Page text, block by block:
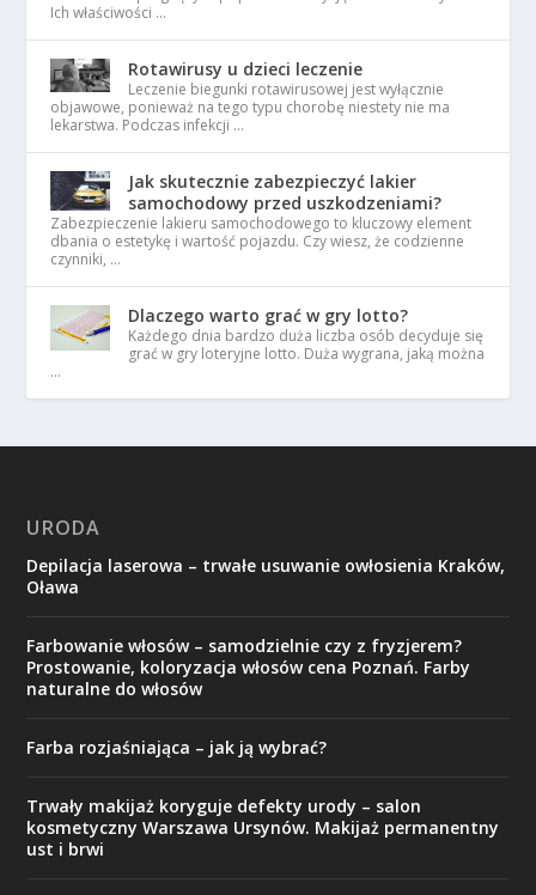
Ich właściwości …
Rotawirusy u dzieci leczenie
Leczenie biegunki rotawirusowej jest wyłącznie
objawowe, ponieważ na tego typu chorobę niestety nie ma
lekarstwa. Podczas infekcji …
Jak skutecznie zabezpieczyć lakier
samochodowy przed uszkodzeniami?
Zabezpieczenie lakieru samochodowego to kluczowy element
dbania o estetykę i wartość pojazdu. Czy wiesz, że codzienne
czynniki, …
Dlaczego warto grać w gry lotto?
Każdego dnia bardzo duża liczba osób decyduje się
grać w gry loteryjne lotto. Duża wygrana, jaką można
…
URODA
Depilacja laserowa – trwałe usuwanie owłosienia Kraków,
Oława
Farbowanie włosów – samodzielnie czy z fryzjerem?
Prostowanie, koloryzacja włosów cena Poznań. Farby
naturalne do włosów
Farba rozjaśniająca – jak ją wybrać?
Trwały makijaż koryguje defekty urody – salon
kosmetyczny Warszawa Ursynów. Makijaż permanentny
ust i brwi